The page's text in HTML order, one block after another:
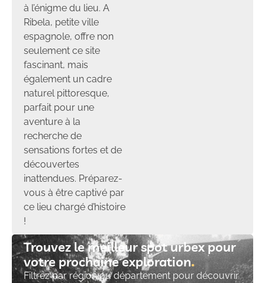
à l’énigme du lieu. A
Ribela, petite ville
espagnole, offre non
seulement ce site
fascinant, mais
également un cadre
naturel pittoresque,
parfait pour une
aventure à la
recherche de
sensations fortes et de
découvertes
inattendues. Préparez-
vous à être captivé par
ce lieu chargé d’histoire
!
Trouvez le meilleur spot urbex pour
votre prochaine exploration​
Filtrez par région ou département pour découvrir